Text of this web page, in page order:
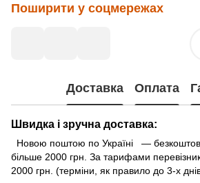
Поширити у соцмережах
Доставка Оплата
Швидка і зручна доставка:
Новою поштою по Україні —
більше 2000 грн. За тарифами
2000 грн. (терміни, як правило до 3-х